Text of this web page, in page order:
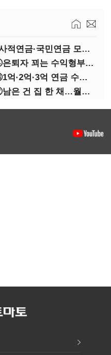
(50대 퇴직…10년의 강)“사적연금·국민연금 모두 당겨서 수령해야”
(50대 퇴직…10년의 강)④은퇴자 꾀는 수익형부동산·전업투자·편의점 창업
(50대 퇴직…10년의 강)③1억·2억·3억 연금 수령 전략
(50대 퇴직…10년의 강)②남은 건 집 한 채…월세 vs 배당 vs 주택연금